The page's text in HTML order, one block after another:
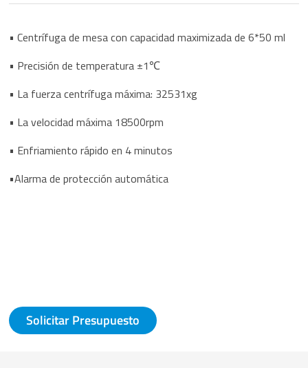
• Centrífuga de mesa con capacidad maximizada de 6*50 ml
• Precisión de temperatura ±1℃
• La fuerza centrífuga máxima: 32531xg
• La velocidad máxima 18500rpm
• Enfriamiento rápido en 4 minutos
•Alarma de protección automática
Solicitar Presupuesto